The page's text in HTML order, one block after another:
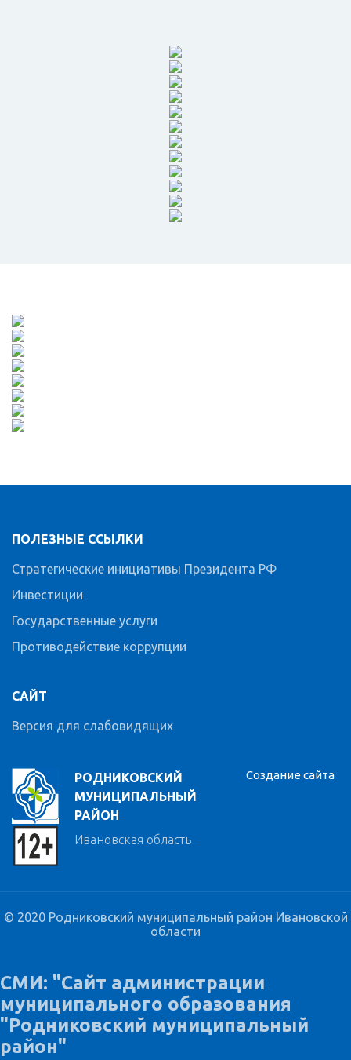
РОДНИКОВСКИЙ
МУНИЦИПАЛЬНЫЙ
РАЙОН
Ивановская область
ПОЛЕЗНЫЕ ССЫЛКИ
Стратегические инициативы Президента РФ
Инвестиции
Государственные услуги
Противодействие коррупции
САЙТ
Версия для слабовидящих
Создание сайта
© 2020 Родниковский муниципальный район Ивановской
области
СМИ: "Сайт администрации
муниципального образования
"Родниковский муниципальный
район"